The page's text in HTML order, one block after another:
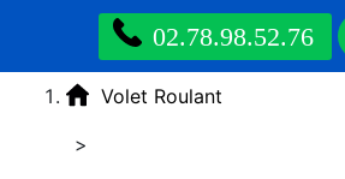
02.78.98.52.76
Volet Roulant
>